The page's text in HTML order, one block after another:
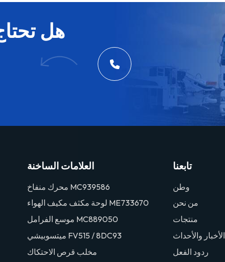
هل
العلامات الساخنة
محرك منفاخ MC939586
لوحة مكثف مكيف الهواء ME733670
موسع الفرامل MC889050
ميتسوبيشي FV515 / 8DC93
مخلب قرص الاحتكاك
تابعنا
وطن
من نحن
منتجات
الأخبار والأحداث
ردود الفعل